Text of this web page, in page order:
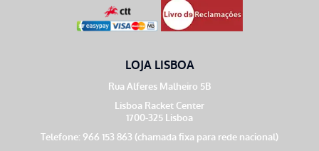
LOJA LISBOA
Rua Alferes Malheiro 5B
Lisboa Racket Center
1700-325 Lisboa
Telefone: 966 153 863 (chamada fixa para rede nacional)